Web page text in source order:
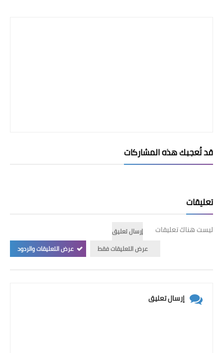
قد تُعجبك هذه المشاركات
تعليقات
ليست هناك تعليقات
إرسال تعليق
عرض التعليقات فقط
عرض التعليقات والردود
إرسال تعليق